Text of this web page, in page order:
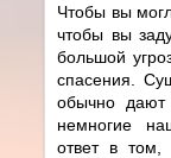
Чтобы вы
чтобы вы
большой
спасения.
обычно
немногие
ответ в том,